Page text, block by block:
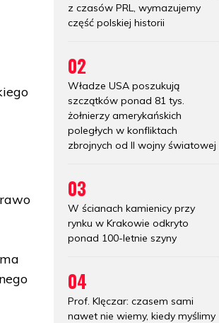
z czasów PRL, wymazujemy
część polskiej historii
02
Władze USA poszukują
szczątków ponad 81 tys.
żołnierzy amerykańskich
poległych w konfliktach
zbrojnych od II wojny światowej
03
W ścianach kamienicy przy
rynku w Krakowie odkryto
ponad 100-letnie szyny
04
Prof. Klęczar: czasem sami
nawet nie wiemy, kiedy myślimy